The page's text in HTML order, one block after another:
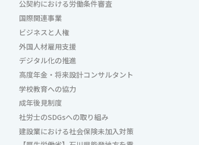
公契約における労働条件審査
国際関連事業
ビジネスと人権
外国人材雇用支援
デジタル化の推進
高度年金・将来設計コンサルタント
学校教育への協力
成年後見制度
社労士のSDGsへの取り組み
建設業における社会保険未加入対策